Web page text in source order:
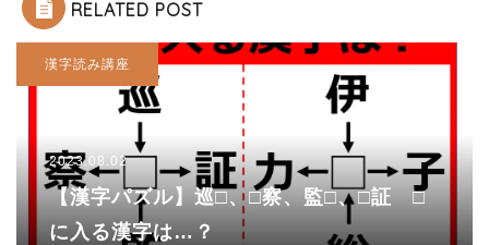
RELATED POST
漢字読み講座
2023.08.02
【漢字パズル】巡□、□察、監□、□証 □
に入る漢字は…？